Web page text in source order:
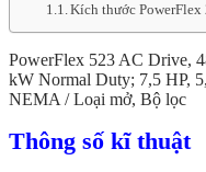
Kích thước
PowerFlex 523 AC Drive,
kW Normal Duty; 7,5 HP,
NEMA / Loại mở, Bộ lọc
Thông số kĩ thuật